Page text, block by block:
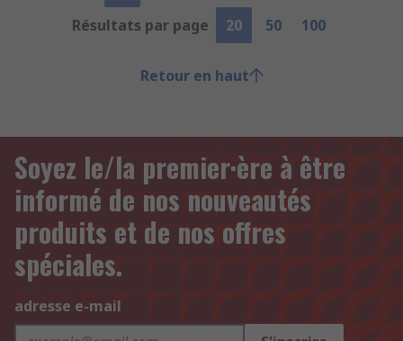
Résultats par page
20 50 100
Retour en haut
Soyez le/la premier·ère à être
informé de nos nouveautés
produits et de nos offres
spéciales.
adresse e-mail